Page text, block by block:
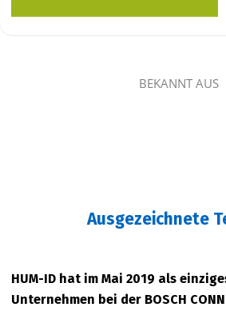
BEKANNT AUS
Ausgezeichnete
HUM-ID hat im Mai 2019 als
Unternehmen bei der BOSCH